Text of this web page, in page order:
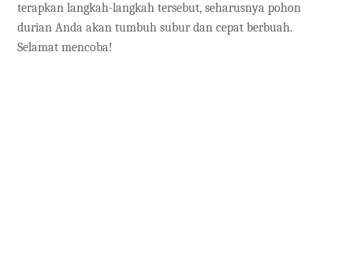
terapkan langkah-langkah tersebut, seharusnya pohon
durian Anda akan tumbuh subur dan cepat berbuah.
Selamat mencoba!